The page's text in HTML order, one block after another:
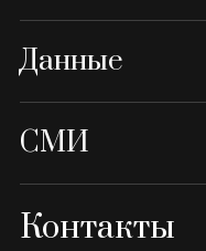
Данные
СМИ
Контакты